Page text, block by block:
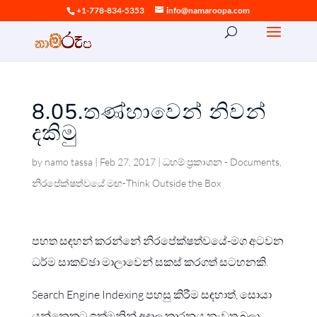
+1-778-834-5353 info@namaroopa.com
8.05.තණ්හාවෙන් නිවන්
දකිමු
by namo tassa | Feb 27, 2017| ධහම් ප්‍රකාශන - Documents,
නිරපේක්ෂත්වයේ මඟ-Think Outside the Box
පහත සඳහන් කරන්නේ නිරපේක්ෂත්වයේ-මග අටවන
ධර්ම සාකච්ඡා මාලාවෙන් සකස් කරගත් සටහනකි.
Search Engine Indexing පහසු කිරීම සඳහාත්, සොයා